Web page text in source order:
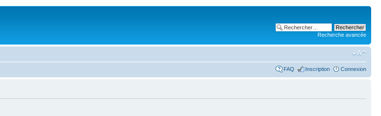
Recherche avancée
FAQ Inscription Connexion